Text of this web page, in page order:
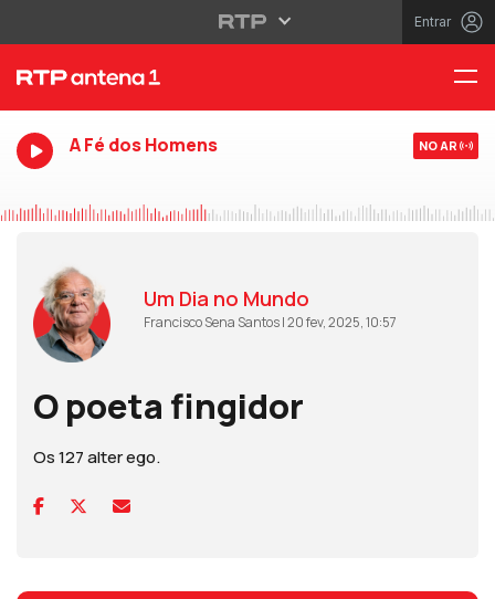
Entrar
A Fé dos Homens NO AR
Um Dia no Mundo
Francisco Sena Santos | 20 fev, 2025, 10:57
O poeta fingidor
Os 127 alter ego.